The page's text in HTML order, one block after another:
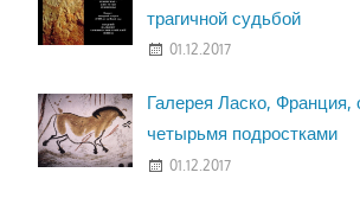
трагичной судьбой
01.12.2017
Галерея Ласко, Франция,
четырьмя подростками
01.12.2017